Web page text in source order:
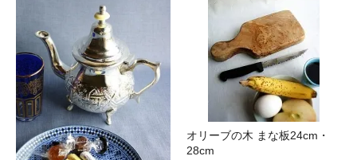
オリーブの木 まな板24cm・
28cm